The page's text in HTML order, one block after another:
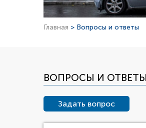
Главная > Вопросы и ответы
ВОПРОСЫ И ОТВЕТЫ
Задать вопрос